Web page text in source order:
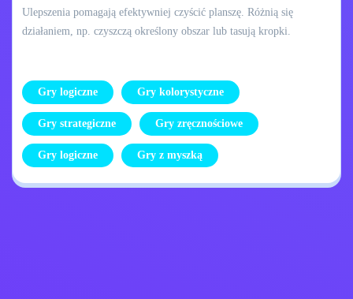
Ulepszenia pomagają efektywniej czyścić planszę. Różnią się
działaniem, np. czyszczą określony obszar lub tasują kropki.
Gry logiczne Gry kolorystyczne
Gry strategiczne Gry zręcznościowe
Gry logiczne Gry z myszką